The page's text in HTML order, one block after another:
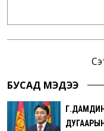
БУСАД МЭДЭЭ